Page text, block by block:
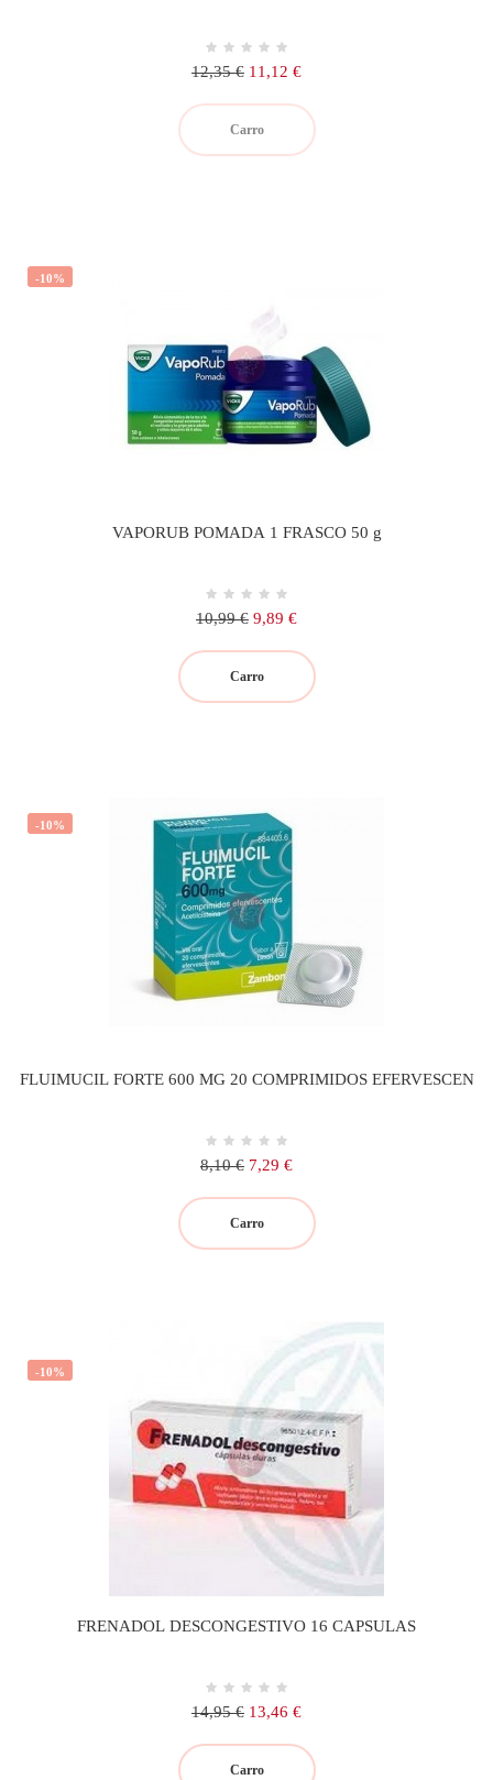
Precio
12,35 € Precio
11,12 €
Carro
-10%
VAPORUB POMADA 1 FRASCO 50 g
Precio
10,99 € Precio
9,89 €
Carro
-10%
FLUIMUCIL FORTE 600 MG 20 COMPRIMIDOS EFERVESCEN
Precio
8,10 € Precio
7,29 €
Carro
-10%
FRENADOL DESCONGESTIVO 16 CAPSULAS
Precio
14,95 € Precio
13,46 €
Carro